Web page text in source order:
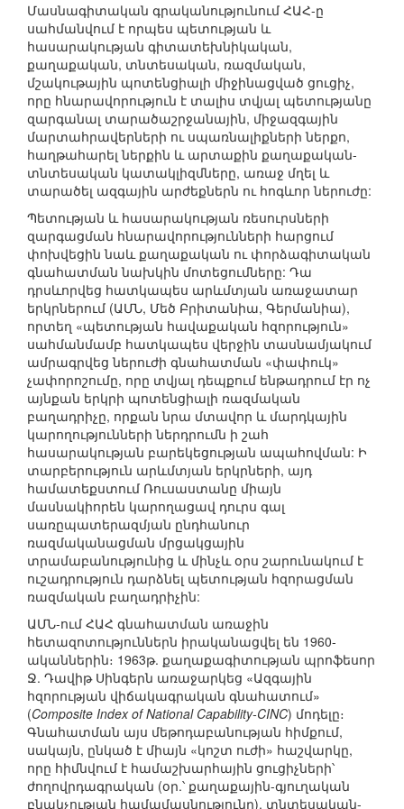
Մասնագիտական գրականությունում ՀԱՀ-ը
սահմանվում է որպես պետության և
հասարակության գիտատեխնիկական,
քաղաքական, տնտեսական, ռազմական,
մշակութային պոտենցիալի միջինացված ցուցիչ,
որը հնարավորություն է տալիս տվյալ պետությանը
զարգանալ տարածաշրջանային, միջազգային
մարտահրավերների ու սպառնալիքների ներքո,
հաղթահարել ներքին և արտաքին քաղաքական-
տնտեսական կատակլիզմները, առաջ մղել և
տարածել ազգային արժեքներն ու հոգևոր ներուժը:
Պետության և հասարակության ռեսուրսների
զարգացման հնարավորությունների հարցում
փոխվեցին նաև քաղաքական ու փորձագիտական
գնահատման նախկին մոտեցումները: Դա
դրսևորվեց հատկապես արևմտյան առաջատար
երկրներում (ԱՄՆ, Մեծ Բրիտանիա, Գերմանիա),
որտեղ «պետության հավաքական հզորություն»
սահմանմամբ հատկապես վերջին տասնամյակում
ամրագրվեց ներուժի գնահատման «փափուկ»
չափորոշումը, որը տվյալ դեպքում ենթադրում էր ոչ
այնքան երկրի պոտենցիալի ռազմական
բաղադրիչը, որքան նրա մտավոր և մարդկային
կարողությունների ներդրումն ի շահ
հասարակության բարեկեցության ապահովման: Ի
տարբերություն արևմտյան երկրների, այդ
համատեքստում Ռուսաստանը միայն
մասնակիորեն կարողացավ դուրս գալ
սառըպատերազմյան ընդհանուր
ռազմականացման մրցակցային
տրամաբանությունից և մինչև օրս շարունակում է
ուշադրություն դարձնել պետության հզորացման
ռազմական բաղադրիչին:
ԱՄՆ-ում ՀԱՀ գնահատման առաջին
հետազոտություններն իրականացվել են 1960-
ականներին։ 1963թ. քաղաքագիտության պրոֆեսոր
Ջ. Դավիթ Սինգերն առաջարկեց «Ազգային
հզորության վիճակագրական գնահատում»
(Composite Index of National Capability-CINC) մոդելը։
Գնահատման այս մեթոդաբանության հիմքում,
սակայն, ընկած է միայն «կոշտ ուժի» հաշվարկը,
որը հիմնվում է համաշխարհային ցուցիչների՝
ժողովրդագրական (օր.՝ քաղաքային-գյուղական
բնակչության համամասնությունը), տնտեսական-